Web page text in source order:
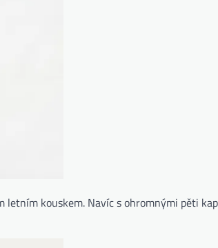
kouskem. Navíc s ohromnými pěti